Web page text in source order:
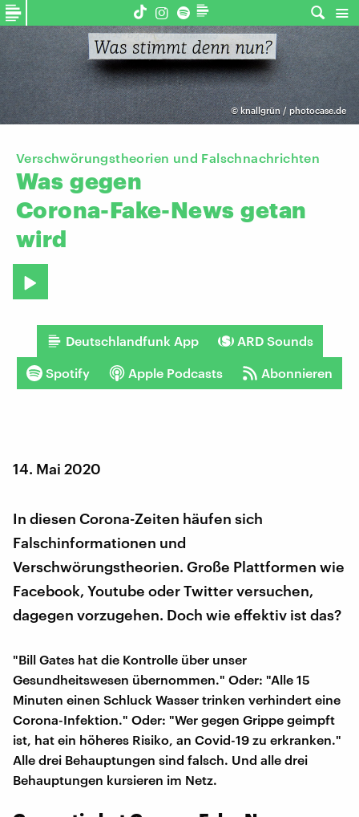
©knallgrün / photocase.de
Verschwörungstheorien und Falschnachrichten
Was gegen
Corona-Fake-News getan
wird
Deutschlandfunk App ARD Sounds
Spotify Apple Podcasts Abonnieren
14. Mai 2020
In diesen Corona-Zeiten häufen sich
Falschinformationen und
Verschwörungstheorien. Große Plattformen wie
Facebook, Youtube oder Twitter versuchen,
dagegen vorzugehen. Doch wie effektiv ist das?
"Bill Gates hat die Kontrolle über unser
Gesundheitswesen übernommen." Oder: "Alle 15
Minuten einen Schluck Wasser trinken verhindert eine
Corona-Infektion." Oder: "Wer gegen Grippe geimpft
ist, hat ein höheres Risiko, an Covid-19 zu erkranken."
Alle drei Behauptungen sind falsch. Und alle drei
Behauptungen kursieren im Netz.